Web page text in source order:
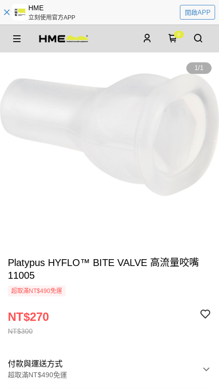
HME
立刻使用官方APP
開啟APP
0
1/1
Platypus HYFLO™ BITE VALVE 高流量咬嘴
11005
超取滿NT$490免運
NT$300
NT$270
付款與運送方式
超取滿NT$490免運